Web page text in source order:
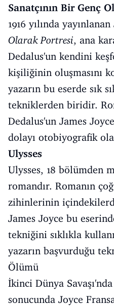
Sanatçının Bir Genç
1916 yılında yayınlanan
Olarak Portresi, ana
Dedalus'un kendini
kişiliğinin oluşmasını
yazarın bu eserde sık
tekniklerden biridir.
Dedalus'un James
dolayı otobiyografik
Ulysses
Ulysses, 18 bölümden
romandır. Romanın
zihinlerinin
James Joyce bu
tekniğini sıklıkla
yazarın başvurduğu
Ölümü
İkinci Dünya
sonucunda Joyce